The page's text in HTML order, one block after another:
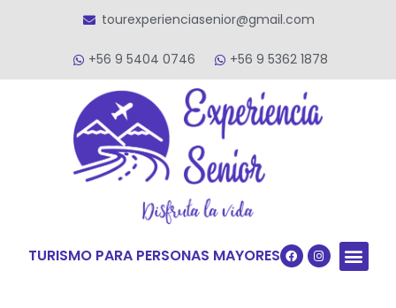
tourexperienciasenior@gmail.com
+56 9 5404 0746 +56 9 5362 1878
TURISMO PARA PERSONAS MAYORES